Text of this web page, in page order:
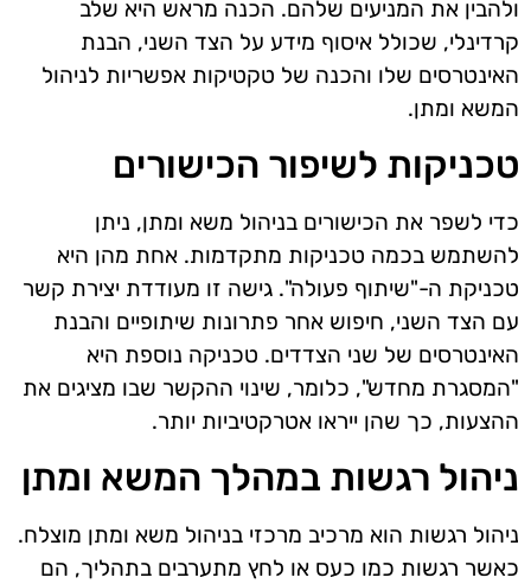
ולהבין את המניעים שלהם. הכנה מראש היא שלב
קרדינלי, שכולל איסוף מידע על הצד השני, הבנת
האינטרסים שלו והכנה של טקטיקות אפשריות לניהול
המשא ומתן.
טכניקות לשיפור הכישורים
כדי לשפר את הכישורים בניהול משא ומתן, ניתן
להשתמש בכמה טכניקות מתקדמות. אחת מהן היא
טכניקת ה-"שיתוף פעולה". גישה זו מעודדת יצירת קשר
עם הצד השני, חיפוש אחר פתרונות שיתופיים והבנת
האינטרסים של שני הצדדים. טכניקה נוספת היא
"המסגרת מחדש", כלומר, שינוי ההקשר שבו מציגים את
ההצעות, כך שהן ייראו אטרקטיביות יותר.
ניהול רגשות במהלך המשא ומתן
ניהול רגשות הוא מרכיב מרכזי בניהול משא ומתן מוצלח.
כאשר רגשות כמו כעס או לחץ מתערבים בתהליך, הם